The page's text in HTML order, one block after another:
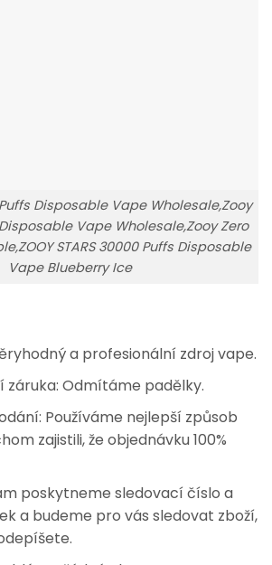
Disposable Vape Wholesale,Zooy
Vape Wholesale,Zooy Zero
STARS 30000 Puffs Disposable
Vape Blueberry Ice
a profesionální zdroj vape.
záruka: Odmítáme padělky.
Používáme nejlepší způsob
zajistili, že objednávku 100%
poskytneme sledovací číslo a
a budeme pro vás sledovat zboží,